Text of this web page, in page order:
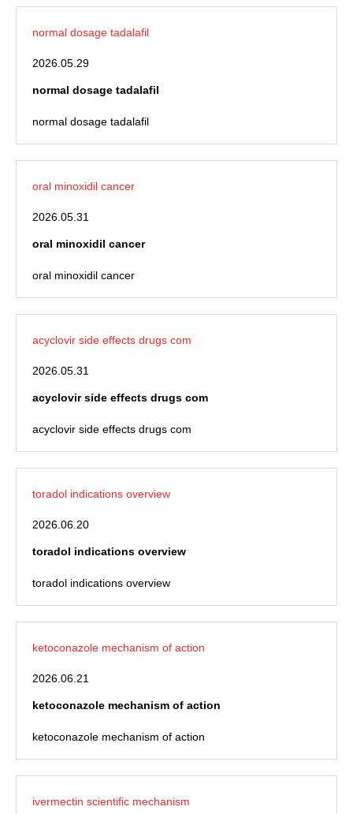
normal dosage tadalafil
2026.05.29
normal dosage tadalafil
normal dosage tadalafil
oral minoxidil cancer
2026.05.31
oral minoxidil cancer
oral minoxidil cancer
acyclovir side effects drugs com
2026.05.31
acyclovir side effects drugs com
acyclovir side effects drugs com
toradol indications overview
2026.06.20
toradol indications overview
toradol indications overview
ketoconazole mechanism of action
2026.06.21
ketoconazole mechanism of action
ketoconazole mechanism of action
ivermectin scientific mechanism